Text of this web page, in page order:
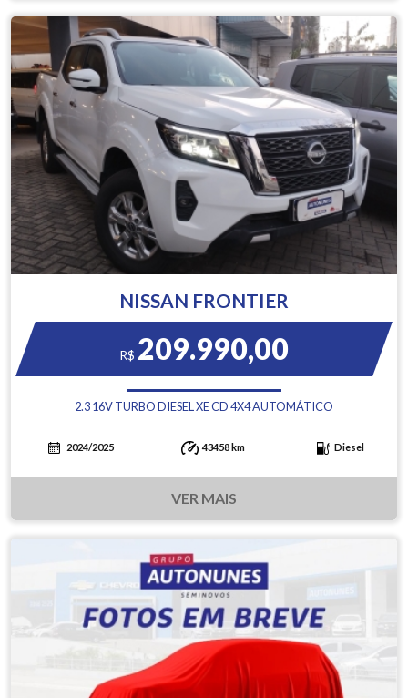
NISSAN FRONTIER
R$ 209.990,00
2.3 16V TURBO DIESEL XE CD 4X4 AUTOMÁTICO
2024/2025 43458 km Diesel
VER MAIS